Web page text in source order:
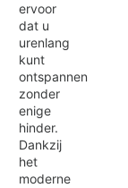
ervoor
dat u
urenlang
kunt
ontspannen
zonder
enige
hinder.
Dankzij
het
moderne